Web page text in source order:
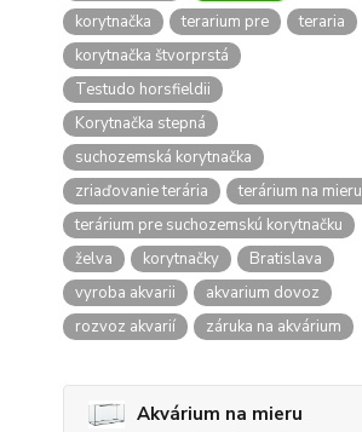
korytnačka
terarium pre
teraria
korytnačka štvorprstá
Testudo horsfieldii
Korytnačka stepná
suchozemská korytnačka
zriaďovanie terária
terárium na mieru
terárium pre suchozemskú korytnačku
želva
korytnačky
Bratislava
vyroba akvarii
akvarium dovoz
rozvoz akvarií
záruka na akvárium
Akvárium na mieru